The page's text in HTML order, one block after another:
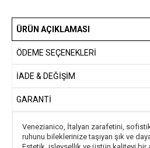
ÜRÜN AÇIKLAMASI
ÖDEME SEÇENEKLERI
İADE & DEĞİŞİM
GARANTİ
Venezianico, İtalyan zarafetini,
ruhunu bileklerinize taşıyan şık ve